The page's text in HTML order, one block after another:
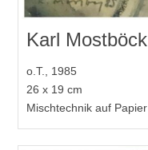
Karl Mostböck
o.T., 1985
26 x 19 cm
Mischtechnik auf Papier